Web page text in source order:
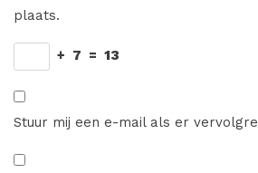
plaats.
+ 7 = 13
Stuur mij een e-mail als er